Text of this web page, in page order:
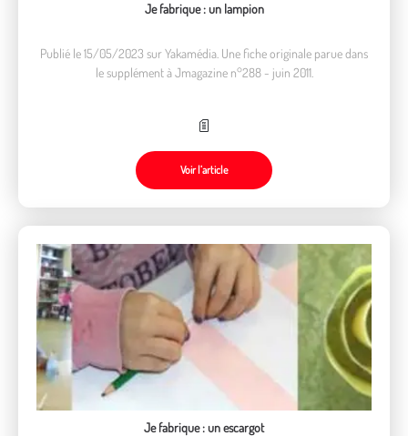
Je fabrique : un lampion
Publié le 15/05/2023 sur Yakamédia. Une fiche originale parue dans
le supplément à Jmagazine n°288 - juin 2011.
Voir l’article
Je fabrique : un escargot